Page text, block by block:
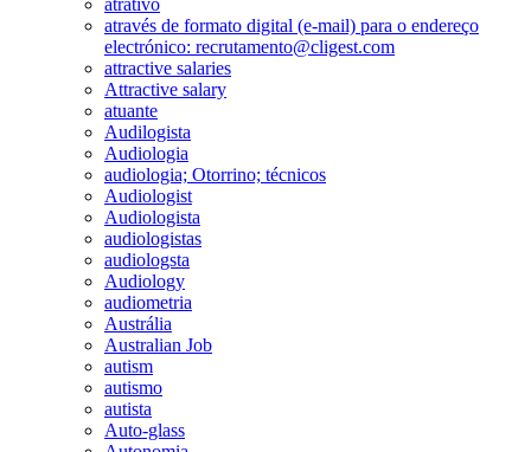
através de formato digital (e-mail) para o endereço
electrónico: recrutamento@cligest.com
attractive salaries
Attractive salary
atuante
Audilogista
Audiologia
audiologia; Otorrino; técnicos
Audiologist
Audiologista
audiologistas
audiologsta
Audiology
audiometria
Austrália
Australian Job
autism
autismo
autista
Auto-glass